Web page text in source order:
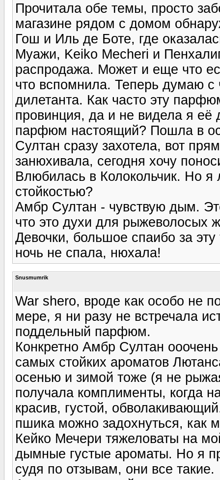
Прочитала обе темы, просто
магазине рядом с домом
Гош и Иль де Боте, где
Муажи, Keiko Mecheri и
распродажа. Может и еще что
что вспомнила. Теперь думаю с
дилетанта. Как часто эту
провинция, да и не видела я её
парфюм настоящий? Пошла в
Султан сразу захотела, вот
занюхивала, сегодня хочу
Влюбилась в Колокольчик. Но я
стойкостью?
Амбр Султан - чувствую дым.
что это духи для рыжеволосых
Девочки, большое спаибо за
ночь не спала, нюхала!
Snusmumrik
War shero, вроде как особо не
мере, я ни разу не встречала
поддельный парфюм.
Конкретно Амбр Султан
самых стойких ароматов
осенью и зимой тоже (я не
получала комплименты, когда
красив, густой,
пшика можно задохнуться, как
Кейко Мечери тяжеловаты на
дымные густые ароматы. Но я
судя по отзывам, они все такие.